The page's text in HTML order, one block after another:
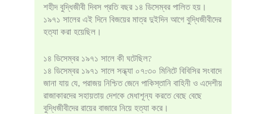
শহীদ বুদ্ধিজীবী দিবস প্রতি বছর ১৪ ডিসেম্বর পালিত হয়।
১৯৭১ সালের এই দিনে বিজয়ের মাত্র দুইদিন আগে বুদ্ধিজীবীদের
হত্যা করা হয়েছিল।
১৪ ডিসেম্বর ১৯৭১ সালে কী ঘটেছিল?
১৪ ডিসেম্বর ১৯৭১ সালে সন্ধ্যা ০৭:৩০ মিনিটে বিবিসির সংবাদে
জানা যায় যে, পরাজয় নিশ্চিত জেনে পাকিস্তানি বাহিনী ও এদেশীয়
রাজাকারদের সহায়তায় দেশকে মেধাশূন্য করতে বেছে বেছে
বুদ্ধিজীবীদের রায়ের বাজারে নিয়ে হত্যা করে।